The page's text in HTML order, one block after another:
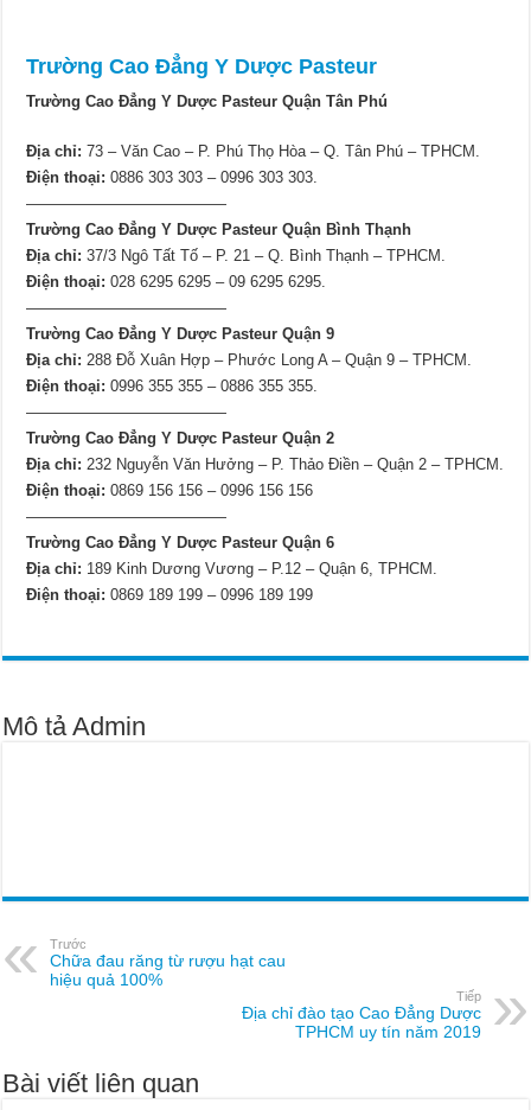
Trường Cao Đẳng Y Dược Pasteur
Trường Cao Đẳng Y Dược Pasteur Quận Tân Phú
Địa chỉ: 73 – Văn Cao – P. Phú Thọ Hòa – Q. Tân Phú – TPHCM.
Điện thoại: 0886 303 303 – 0996 303 303.
—————————————
Trường Cao Đẳng Y Dược Pasteur Quận Bình Thạnh
Địa chỉ: 37/3 Ngô Tất Tố – P. 21 – Q. Bình Thạnh – TPHCM.
Điện thoại: 028 6295 6295 – 09 6295 6295.
—————————————
Trường Cao Đẳng Y Dược Pasteur Quận 9
Địa chỉ: 288 Đỗ Xuân Hợp – Phước Long A – Quận 9 – TPHCM.
Điện thoại: 0996 355 355 – 0886 355 355.
—————————————
Trường Cao Đẳng Y Dược Pasteur Quận 2
Địa chỉ: 232 Nguyễn Văn Hưởng – P. Thảo Điền – Quận 2 – TPHCM.
Điện thoại: 0869 156 156 – 0996 156 156
—————————————
Trường Cao Đẳng Y Dược Pasteur Quận 6
Địa chỉ: 189 Kinh Dương Vương – P.12 – Quận 6, TPHCM.
Điện thoại: 0869 189 199 – 0996 189 199
Mô tả Admin
Trước
Chữa đau răng từ rượu hạt cau
hiệu quả 100%
Tiếp
Địa chỉ đào tạo Cao Đẳng Dược
TPHCM uy tín năm 2019
Bài viết liên quan